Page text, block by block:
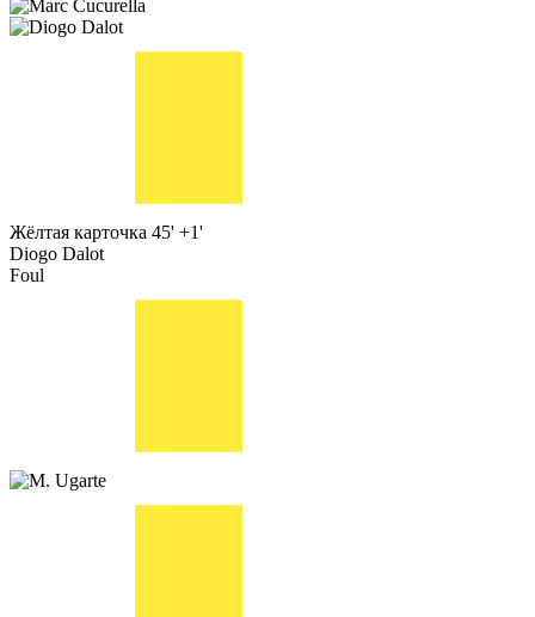
Жёлтая карточка 45' +1'
Diogo Dalot
Foul